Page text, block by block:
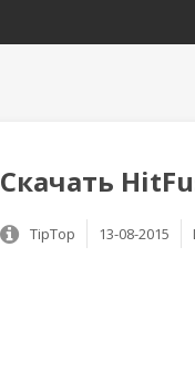
Скачать
TipTop 13-08-2015